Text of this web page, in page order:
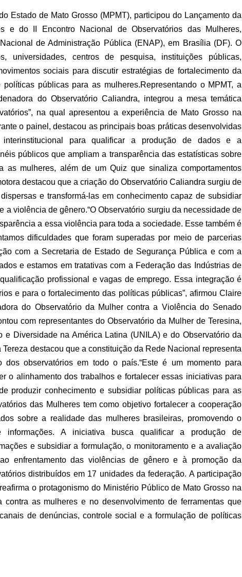
Estado de Mato Grosso (MPMT), participou do Lançamento da
e do II Encontro Nacional de Observatórios das Mulheres,
de Administração Pública (ENAP), em Brasília (DF). O
universidades, centros de pesquisa, instituições públicas,
sociais para discutir estratégias de fortalecimento da
públicas para as mulheres.Representando o MPMT, a
do Observatório Caliandra, integrou a mesa temática
na qual apresentou a experiência de Mato Grosso na
o painel, destacou as principais boas práticas desenvolvidas
interinstitucional para qualificar a produção de dados e a
públicos que ampliam a transparência das estatísticas sobre
as mulheres, além de um Quiz que sinaliza comportamentos
destacou que a criação do Observatório Caliandra surgiu de
e transformá-las em conhecimento capaz de subsidiar
a violência de gênero.“O Observatório surgiu da necessidade de
a essa violência para toda a sociedade. Esse também é
dificuldades que foram superadas por meio de parcerias
com a Secretaria de Estado de Segurança Pública e com a
e estamos em tratativas com a Federação das Indústrias de
profissional e vagas de emprego. Essa integração é
e para o fortalecimento das políticas públicas”, afirmou Claire
do Observatório da Mulher contra a Violência do Senado
com representantes do Observatório da Mulher de Teresina,
e Diversidade na América Latina (UNILA) e do Observatório da
Tereza destacou que a constituição da Rede Nacional representa
dos observatórios em todo o país.“Este é um momento para
o alinhamento dos trabalhos e fortalecer essas iniciativas para
produzir conhecimento e subsidiar políticas públicas para as
das Mulheres tem como objetivo fortalecer a cooperação
sobre a realidade das mulheres brasileiras, promovendo o
informações. A iniciativa busca qualificar a produção de
e subsidiar a formulação, o monitoramento e a avaliação
enfrentamento das violências de gênero e à promoção da
distribuídos em 17 unidades da federação. A participação
o protagonismo do Ministério Público de Mato Grosso na
as mulheres e no desenvolvimento de ferramentas que
de denúncias, controle social e a formulação de políticas